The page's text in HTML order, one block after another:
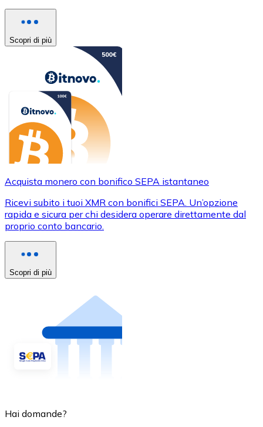
Scopri di più
Acquista monero con bonifico SEPA istantaneo
Ricevi subito i tuoi XMR con bonifici SEPA. Un’opzione
rapida e sicura per chi desidera operare direttamente dal
proprio conto bancario.
Scopri di più
Hai domande?